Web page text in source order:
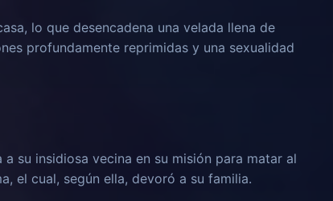
lo que desencadena una velada llena de
profundamente reprimidas y una sexualidad
su insidiosa vecina en su misión para matar al
el cual, según ella, devoró a su familia.